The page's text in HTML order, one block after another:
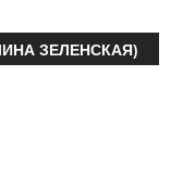
ЗЕЛЕНСКАЯ)